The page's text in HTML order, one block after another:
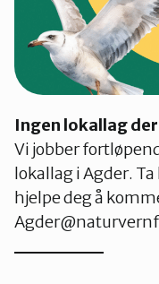
Ingen lokallag
Vi jobber
lokallag i Agder.
hjelpe deg å